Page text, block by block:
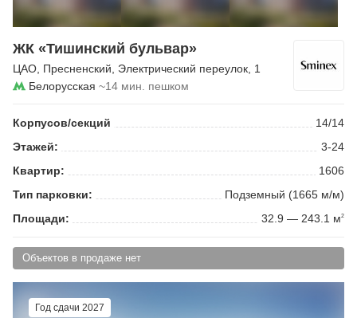
ЖК «Тишинский бульвар»
ЦАО Пресненский Электрический переулок , 1
Белорусская ~14 мин. пешком
Корпусов/секций
14/14
Этажей:
3-24
Квартир:
1606
Тип парковки:
Подземный (1665 м/м)
Площади:
32.9 — 243.1 м2
Объектов в продаже нет
Год сдачи 2027